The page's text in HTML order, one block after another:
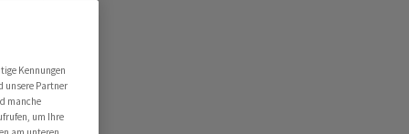
Kennungen
unsere Partner
manche
um Ihre